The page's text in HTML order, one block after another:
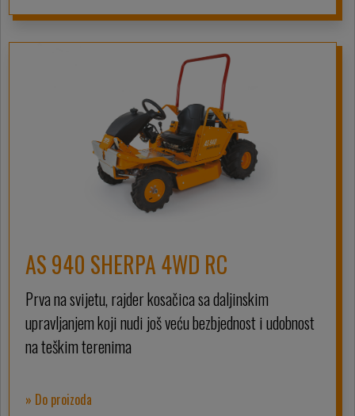
AS 940 SHERPA 4WD RC
Prva na svijetu, rajder kosačica sa daljinskim
upravljanjem koji nudi još veću bezbjednost i udobnost
na teškim terenima
» Do proizoda